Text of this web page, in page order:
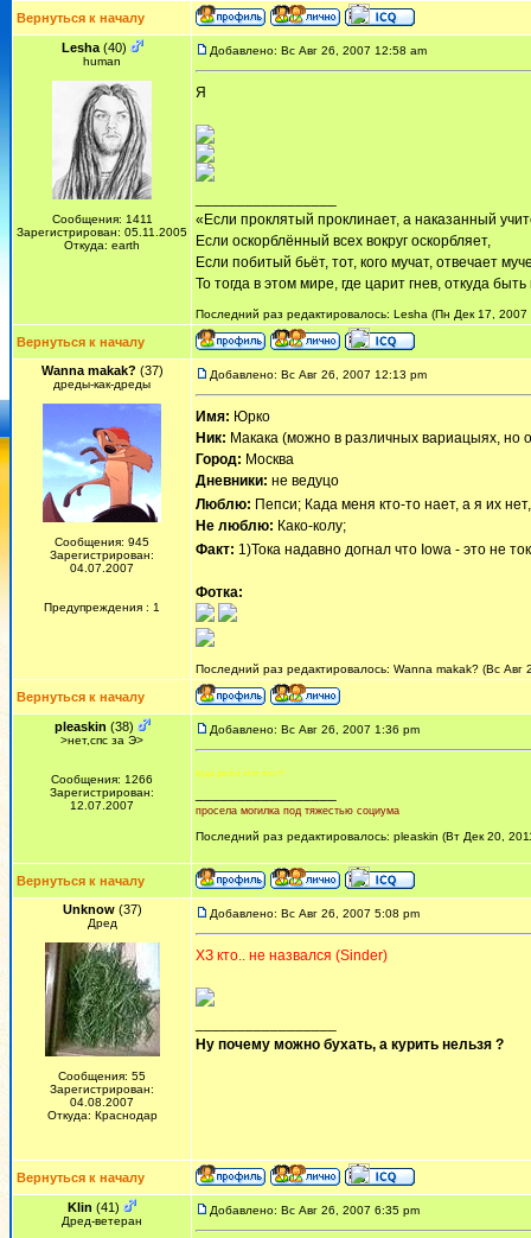
Вернуться к началу
Lesha(40)
human
Сообщения: 1411
Зарегистрирован: 05.11.2005
Откуда: earth
Добавлено: Вс Авг 26, 2007 12:58 am
Я
«Если проклятый проклинает, а наказанный
Если оскорблённый всех вокруг оскорбляет,
Если побитый бьёт, тот, кого мучат, отвечает
То тогда в этом мире, где царит гнев, откуда
Последний раз редактировалось: Lesha (Пн Дек 17, 2007
Вернуться к началу
Wanna makak? (37)
дреды-как-дреды
Сообщения: 945
Зарегистрирован:
04.07.2007
Предупреждения : 1
Добавлено: Вс Авг 26, 2007 12:13 pm
Имя: Юрко
Ник: Макака (можно в различных вариацыях, но
Город: Москва
Дневники: не ведуцо
Люблю: Пепси; Када меня кто-то нает, а я их
Не люблю: Како-колу;
Факт: 1)Тока надавно догнал что Iowa - это не
Фотка:
Последний раз редактировалось: Wanna makak? (Вс Авг
Вернуться к началу
pleaskin (38)
>нет,спс за Э>
Сообщения: 1266
Зарегистрирован:
12.07.2007
Добавлено: Вс Авг 26, 2007 1:36 pm
Куда делся этот пост?
просела могилка под тяжестью социума
Последний раз редактировалось: pleaskin (Вт Дек 20,
Вернуться к началу
Unknow(37)
Дред
Сообщения: 55
Зарегистрирован:
04.08.2007
Откуда: Краснодар
Добавлено: Вс Авг 26, 2007 5:08 pm
ХЗ кто.. не назвался (Sinder)
Ну почему можно бухать, а курить нельзя ?
Вернуться к началу
Klin (41)
Дред-ветеран
Добавлено: Вс Авг 26, 2007 6:35 pm